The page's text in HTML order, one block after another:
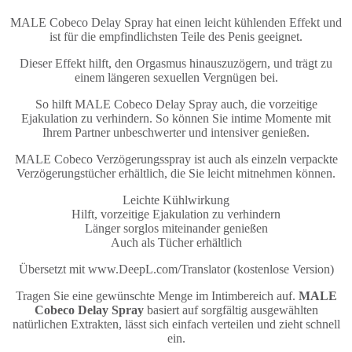
MALE Cobeco Delay Spray hat einen leicht kühlenden Effekt und
ist für die empfindlichsten Teile des Penis geeignet.
Dieser Effekt hilft, den Orgasmus hinauszuzögern, und trägt zu
einem längeren sexuellen Vergnügen bei.
So hilft MALE Cobeco Delay Spray auch, die vorzeitige
Ejakulation zu verhindern. So können Sie intime Momente mit
Ihrem Partner unbeschwerter und intensiver genießen.
MALE Cobeco Verzögerungsspray ist auch als einzeln verpackte
Verzögerungstücher erhältlich, die Sie leicht mitnehmen können.
Leichte Kühlwirkung
Hilft, vorzeitige Ejakulation zu verhindern
Länger sorglos miteinander genießen
Auch als Tücher erhältlich
Übersetzt mit www.DeepL.com/Translator (kostenlose Version)
Tragen Sie eine gewünschte Menge im Intimbereich auf. MALE
Cobeco Delay Spraybasiert auf sorgfältig ausgewählten
natürlichen Extrakten, lässt sich einfach verteilen und zieht schnell
ein.